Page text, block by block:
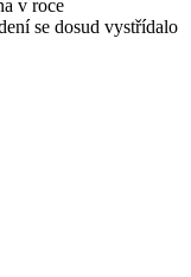
v roce
se dosud vystřídalo